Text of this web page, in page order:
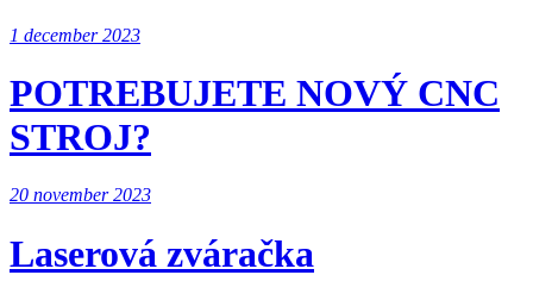
1 december 2023
POTREBUJETE NOVÝ CNC
STROJ?
20 november 2023
Laserová zváračka